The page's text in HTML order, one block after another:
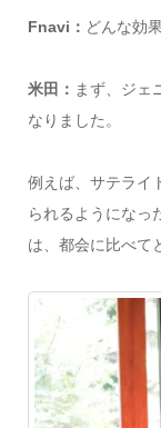
Fnavi： どんな効
米田： まず、ジェ
なりました。
例えば、サテライ
られるようになっ
は、都会に比べて